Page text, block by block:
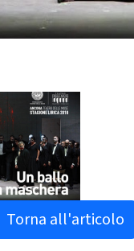
Torna all'articolo